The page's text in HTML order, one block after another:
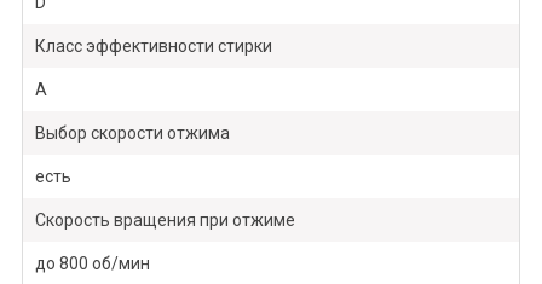
Класс эффективности стирки
A
Выбор скорости отжима
есть
Скорость вращения при отжиме
до 800 об/мин